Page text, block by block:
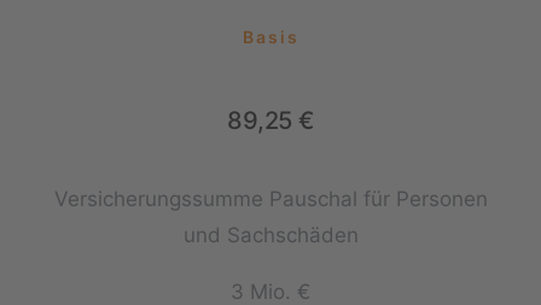
Basis
89,25 €
Versicherungssumme Pauschal für Personen
und Sachschäden
3 Mio. €